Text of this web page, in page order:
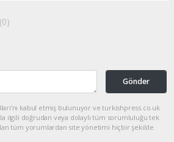
(0)
Gönder
kabul etmiş bulunuyor ve turkishpress.co.uk
ilgili doğrudan veya dolaylı tüm sorumluluğu tek
tüm yorumlardan site yönetimi hiçbir şekilde